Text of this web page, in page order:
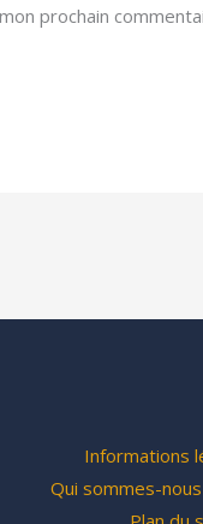
prochain
Informations
Qui sommes-nous